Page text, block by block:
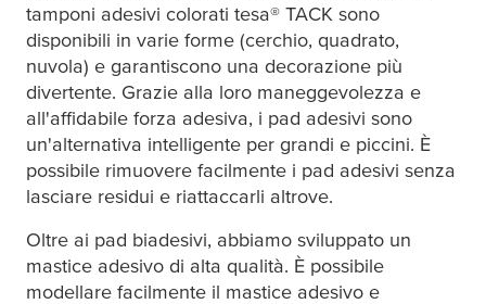
tamponi adesivi colorati tesa® TACK sono
disponibili in varie forme (cerchio, quadrato,
nuvola) e garantiscono una decorazione più
divertente. Grazie alla loro maneggevolezza e
all'affidabile forza adesiva, i pad adesivi sono
un'alternativa intelligente per grandi e piccini. È
possibile rimuovere facilmente i pad adesivi senza
lasciare residui e riattaccarli altrove.
Oltre ai pad biadesivi, abbiamo sviluppato un
mastice adesivo di alta qualità. È possibile
modellare facilmente il mastice adesivo e